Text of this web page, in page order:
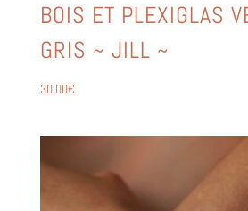
BOIS ET PLEXIGLAS
GRIS ~ JILL ~
30,00€